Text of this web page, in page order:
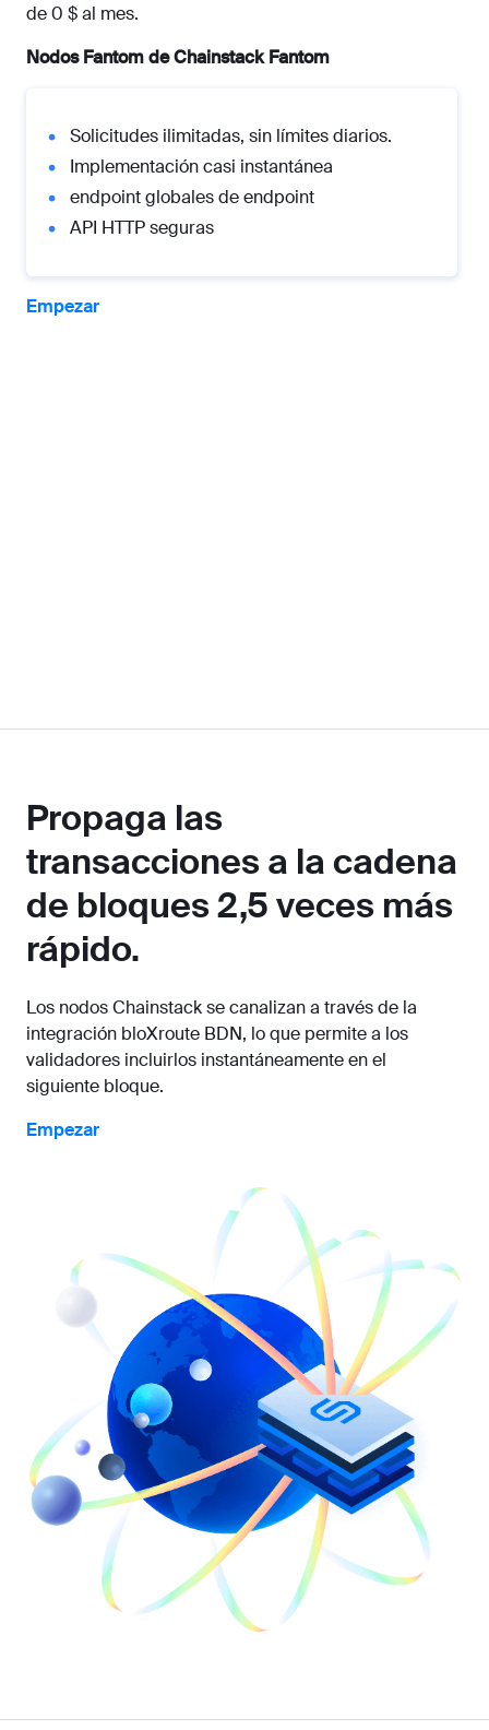
de 0 $ al mes.
Nodos Fantom de Chainstack Fantom
Solicitudes ilimitadas, sin límites diarios.
Implementación casi instantánea
endpoint globales de endpoint
API HTTP seguras
Empezar
Propaga las
transacciones a la cadena
de bloques 2,5 veces más
rápido.
Los nodos Chainstack se canalizan a través de la
integración bloXroute BDN, lo que permite a los
validadores incluirlos instantáneamente en el
siguiente bloque.
Empezar